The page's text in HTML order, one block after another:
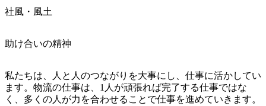
社風・風土
助け合いの精神
私たちは、人と人のつながりを大事にし、仕事に活かしてい
ます。物流の仕事は、1人が頑張れば完了する仕事ではな
く、多くの人が力を合わせることで仕事を進めていきます。